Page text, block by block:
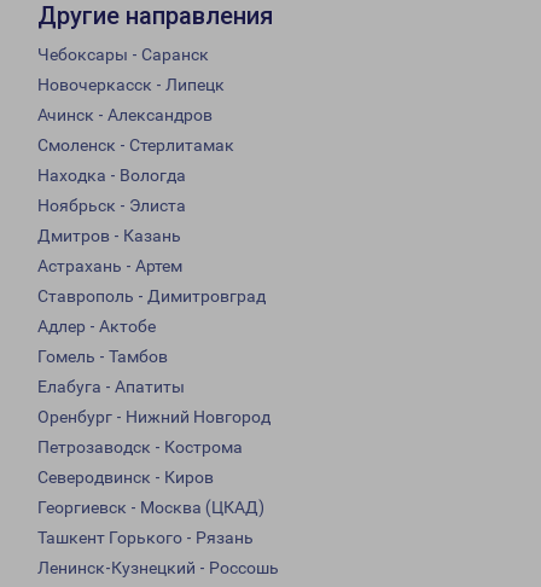
Другие направления
Чебоксары - Саранск
Новочеркасск - Липецк
Ачинск - Александров
Смоленск - Стерлитамак
Находка - Вологда
Ноябрьск - Элиста
Дмитров - Казань
Астрахань - Артем
Ставрополь - Димитровград
Адлер - Актобе
Гомель - Тамбов
Елабуга - Апатиты
Оренбург - Нижний Новгород
Петрозаводск - Кострома
Северодвинск - Киров
Георгиевск - Москва (ЦКАД)
Ташкент Горького - Рязань
Ленинск-Кузнецкий - Россошь